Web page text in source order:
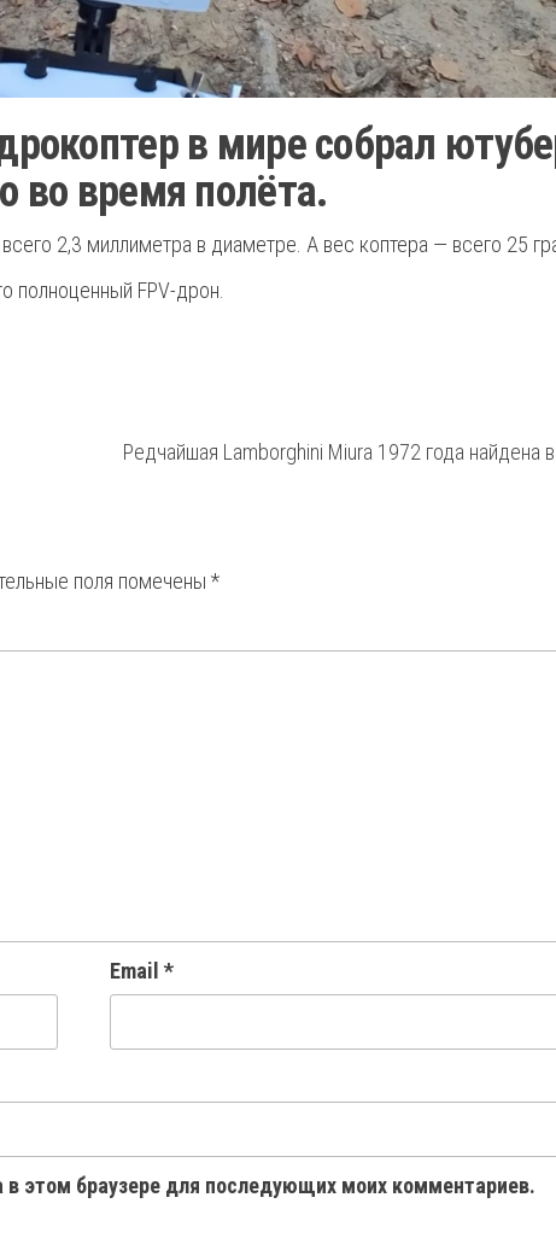
в мире собрал
время полёта.
2,3 миллиметра в диаметре. А вес коптера — всего 25
полноценный FPV-дрон.
Редчайшая Lamborghini Miura 1972 года найдена
поля помечены *
Email *
этом браузере для последующих моих комментариев.